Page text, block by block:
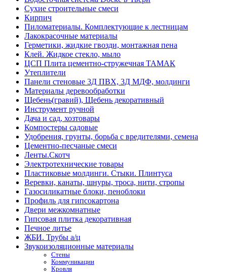
Сухие строительные смеси
Кирпич
Пиломатериалы. Комплектующие к лестницам
Лакокрасочные материалы
Герметики, жидкие гвозди, монтажная пена
Клей. Жидкое стекло, мыло
ЦСП Плита цементно-стружечная ТАМАК
Утеплители
Панели стеновые 3Д ПВХ, 3Д МДФ, молдинги
Материалы деревообработки
Щебень(гравий), Щебень декоративный
Инструмент ручной
Дача и сад, хозтовары
Компостеры садовые
Удобрения, грунты, борьба с вредителями, семена
Цементно-песчаные смеси
Ленты.Скотч
Электротехнические товары
Пластиковые молдинги. Стыки. Плинтуса
Веревки, канаты, шнуры, троса, нити, стропы
Газосиликатные блоки, пеноблоки
Профиль для гипсокартона
Двери межкомнатные
Гипсовая плитка декоративная
Печное литье
ЖБИ. Трубы а/ц
Звукоизоляционные материалы
Стены
Коммуникации
Кровля